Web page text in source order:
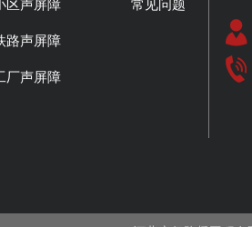
区声屏障
路声屏障
厂声屏障
常见问题